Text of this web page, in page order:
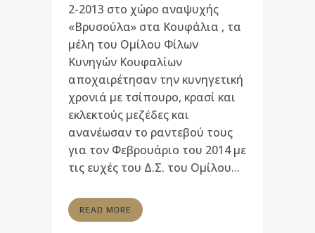
2-2013 στο χώρο αναψυχής
«Βρυσούλα» στα Κουφάλια , τα
μέλη του Ομίλου Φίλων
Κυνηγών Κουφαλίων
αποχαιρέτησαν την κυνηγετική
χρονιά με τσίπουρο, κρασί και
εκλεκτούς μεζέδες και
ανανέωσαν το ραντεβού τους
για τον Φεβρουάριο του 2014 με
τις ευχές του Δ.Σ. του Ομίλου...
READ MORE